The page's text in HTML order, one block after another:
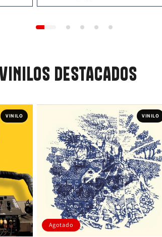
DESTACADOS
VINILO VINILO
Agotado